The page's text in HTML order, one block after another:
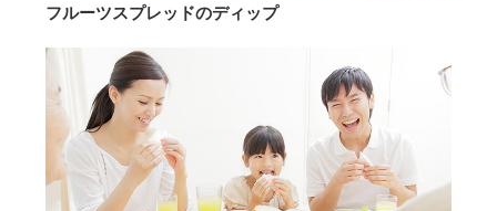
フルーツスプレッドのディップ